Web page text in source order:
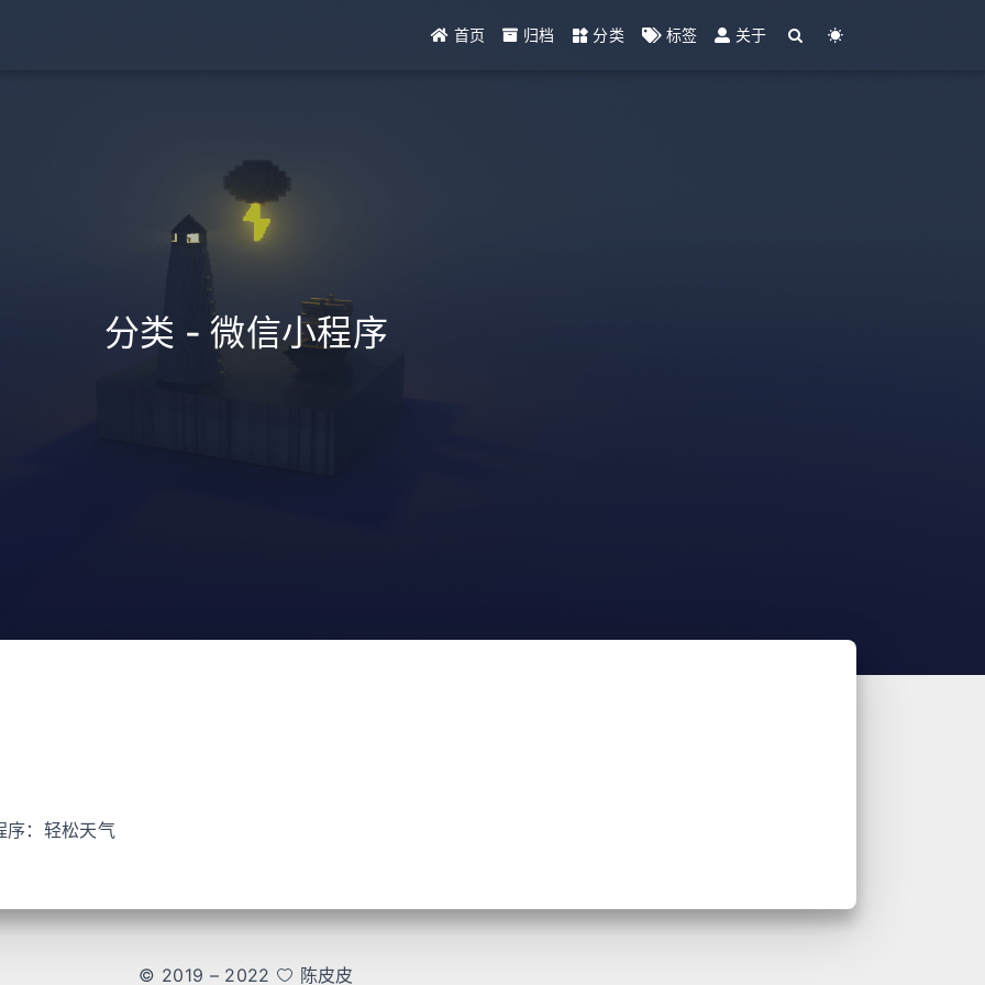
首页 归档 分类 标签 关于
分类 - 微信小程序
序：轻松天气
© 2019 – 2022 陈皮皮